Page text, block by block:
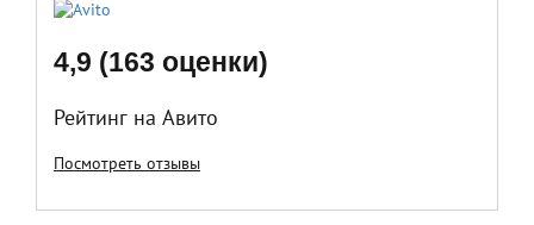
4,9 (163 оценки)
Рейтинг на Авито
Посмотреть отзывы